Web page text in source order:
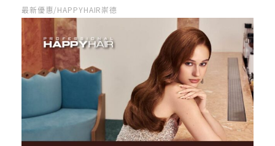
最新優惠/HAPPYHAIR崇德